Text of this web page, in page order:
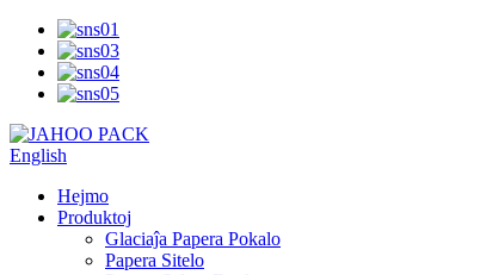
English
Hejmo
Produktoj
Glaciaĵa Papera Pokalo
Papera Sitelo